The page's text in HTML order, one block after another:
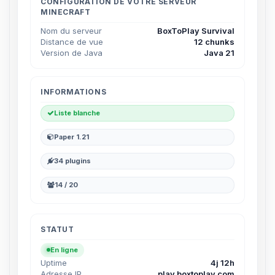
MINECRAFT
Nom du serveur
BoxToPlay Survival
Distance de vue
12 chunks
Version de Java
Java 21
INFORMATIONS
Liste blanche
Paper 1.21
34 plugins
14 / 20
STATUT
En ligne
Uptime
4j 12h
assistant BoxToPlay. Dis-moi ce dont
tu as besoin et je vais remuer mes
petits circuits pour t’aider.
10/08/2026 à 01:18